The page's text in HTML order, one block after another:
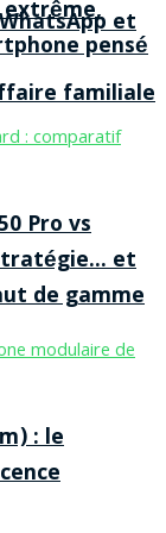
et
familiale
extrême,
pensé
Pro vs
et
de gamme
: le